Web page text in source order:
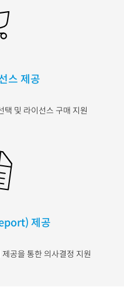
스 제공
택 및 라이선스 구매 지원
제공
제공을 통한 의사결정 지원